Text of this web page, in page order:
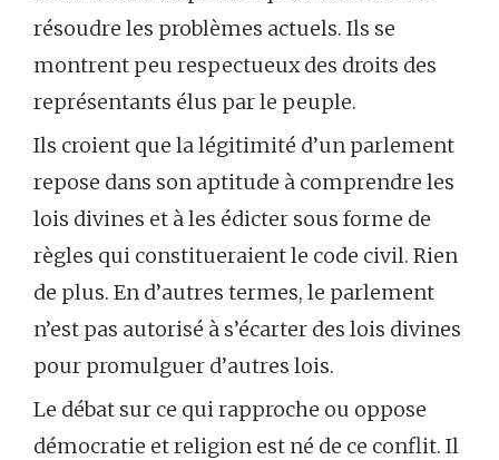
résoudre les problèmes actuels. Ils se
montrent peu respectueux des droits des
représentants élus par le peuple.
Ils croient que la légitimité d’un parlement
repose dans son aptitude à comprendre les
lois divines et à les édicter sous forme de
règles qui constitueraient le code civil. Rien
de plus. En d’autres termes, le parlement
n’est pas autorisé à s’écarter des lois divines
pour promulguer d’autres lois.
Le débat sur ce qui rapproche ou oppose
démocratie et religion est né de ce conflit. Il